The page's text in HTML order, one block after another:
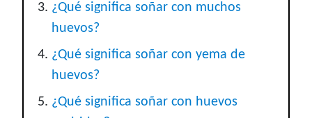
¿Qué significa soñar con muchos
huevos?
¿Qué significa soñar con yema de
huevos?
¿Qué significa soñar con huevos